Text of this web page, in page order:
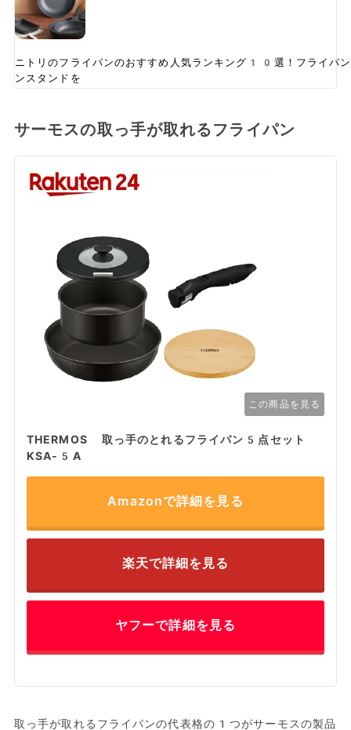
ニトリのフライパンのおすすめ人気ランキング10選！フライパ
ンスタンドを
サーモスの取っ手が取れるフライパン
この商品を見る
THERMOS 取っ手のとれるフライパン5点セット
KSA-5A
Amazonで詳細を見る
楽天で詳細を見る
ヤフーで詳細を見る
取っ手が取れるフライパンの代表格の1つがサーモスの製品